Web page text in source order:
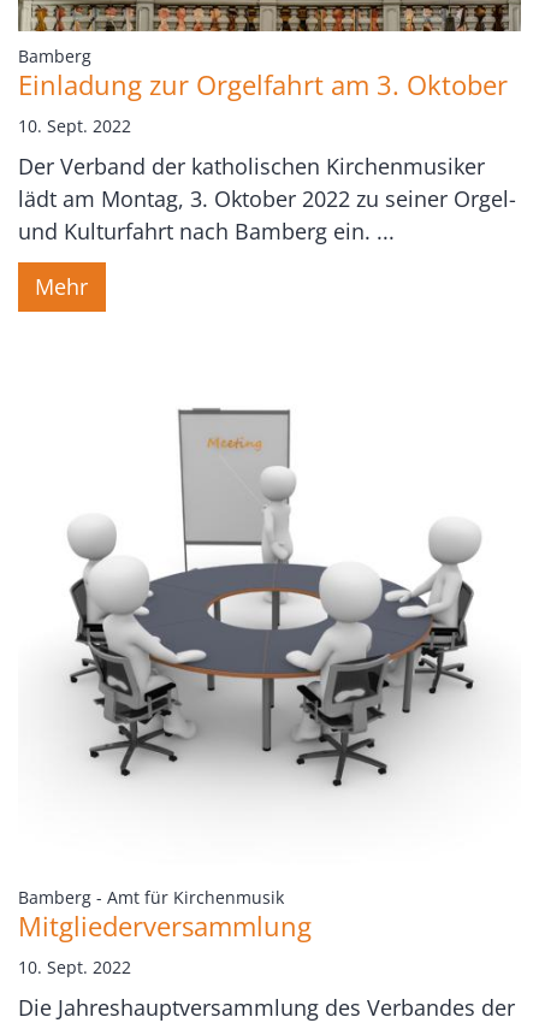
Bamberg:
Einladung zur Orgelfahrt am 3. Oktober
10. Sept. 2022
Der Verband der katholischen Kirchenmusiker
lädt am Montag, 3. Oktober 2022 zu seiner Orgel-
und Kulturfahrt nach Bamberg ein. ...
Mehr
Bamberg - Amt für Kirchenmusik:
Mitgliederversammlung
10. Sept. 2022
Die Jahreshauptversammlung des Verbandes der